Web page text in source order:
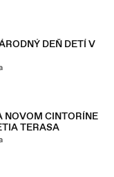
DEŇ DETÍ V
NOVOM CINTORÍNE
TERASA